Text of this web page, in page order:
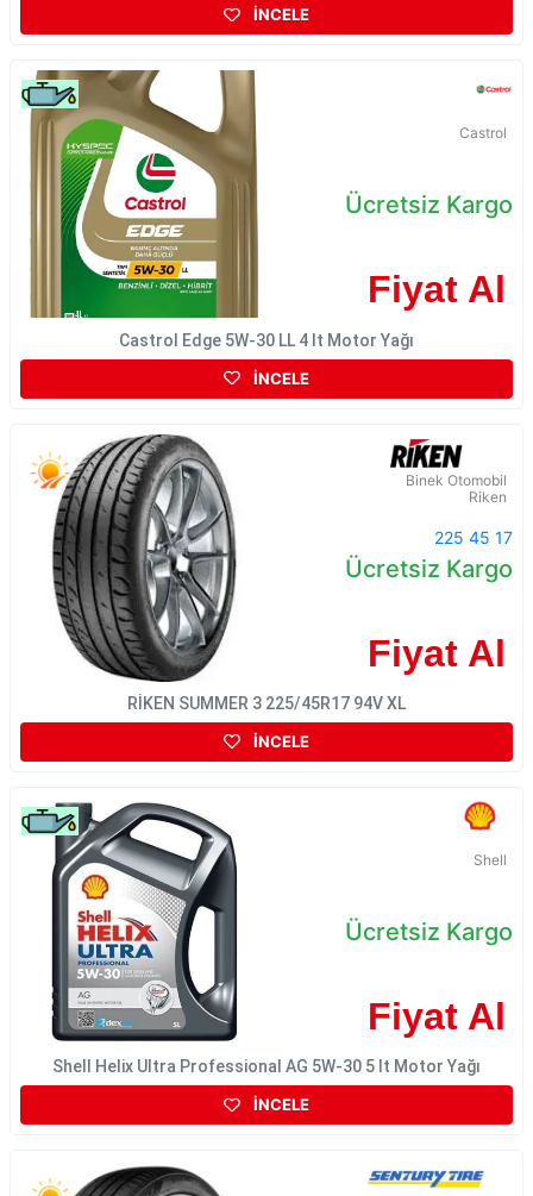
İNCELE
Castrol
Ücretsiz Kargo
Fiyat Al
Castrol Edge 5W-30 LL 4 lt Motor Yağı
İNCELE
Binek Otomobil
Riken
225 45 17
Ücretsiz Kargo
Fiyat Al
RİKEN SUMMER 3 225/45R17 94V XL
İNCELE
Shell
Ücretsiz Kargo
Fiyat Al
Shell Helix Ultra Professional AG 5W-30 5 lt Motor Yağı
İNCELE